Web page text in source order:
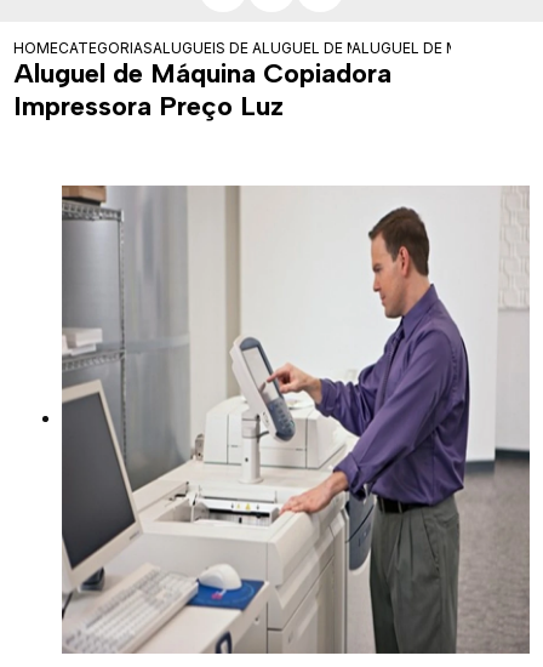
HOMECATEGORIASALUGUEIS DE COPIADORASALUGUEL DE MAQUINA COPIADORA
ALUGUEL DE MAQUINA
Aluguel de Máquina Copiadora
Impressora Preço Luz